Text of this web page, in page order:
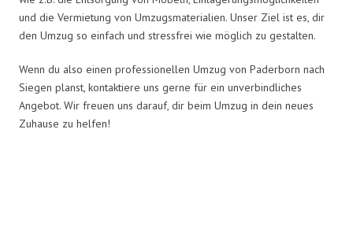
und die Vermietung von Umzugsmaterialien. Unser Ziel ist es, dir
den Umzug so einfach und stressfrei wie möglich zu gestalten.
Wenn du also einen professionellen Umzug von Paderborn nach
Siegen planst, kontaktiere uns gerne für ein unverbindliches
Angebot. Wir freuen uns darauf, dir beim Umzug in dein neues
Zuhause zu helfen!